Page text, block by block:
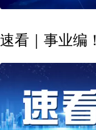
速看｜事业编